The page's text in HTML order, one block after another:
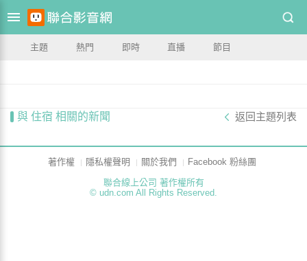
主題 熱門 即時 直播 節目
與 住宿 相關的新聞 返回主題列表
著作權 隱私權聲明 關於我們
Facebook 粉絲團
聯合線上公司 著作權所有
© udn.com All Rights Reserved.